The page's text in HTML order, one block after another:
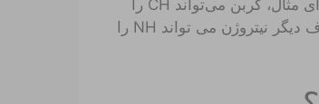
الکترون‌های ظرفیتی که برای پیوند در دسترس دارد مشخص می‌شود): برای مثال، کربن می‌تواند CH را
بنابراین دارای ظرفیت 4 و 4 الکترون ظرفیت است. از طرف دیگر نیتروژن می تواند NH را